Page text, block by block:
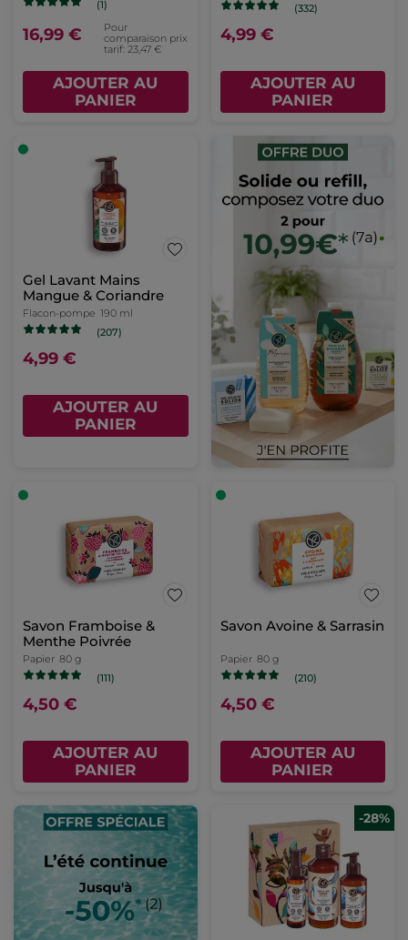
(1)
16,99 €
Pour
comparaison prix
tarif: 23,47 €
AJOUTER AU
PANIER
(332)
4,99 €
AJOUTER AU
PANIER
Gel Lavant Mains
Mangue & Coriandre
Flacon-pompe 190 ml
(207)
4,99 €
AJOUTER AU
PANIER
Savon Framboise &
Menthe Poivrée
Papier 80 g
(111)
4,50 €
AJOUTER AU
PANIER
Savon Avoine & Sarrasin
Papier 80 g
(210)
4,50 €
AJOUTER AU
PANIER
-28%